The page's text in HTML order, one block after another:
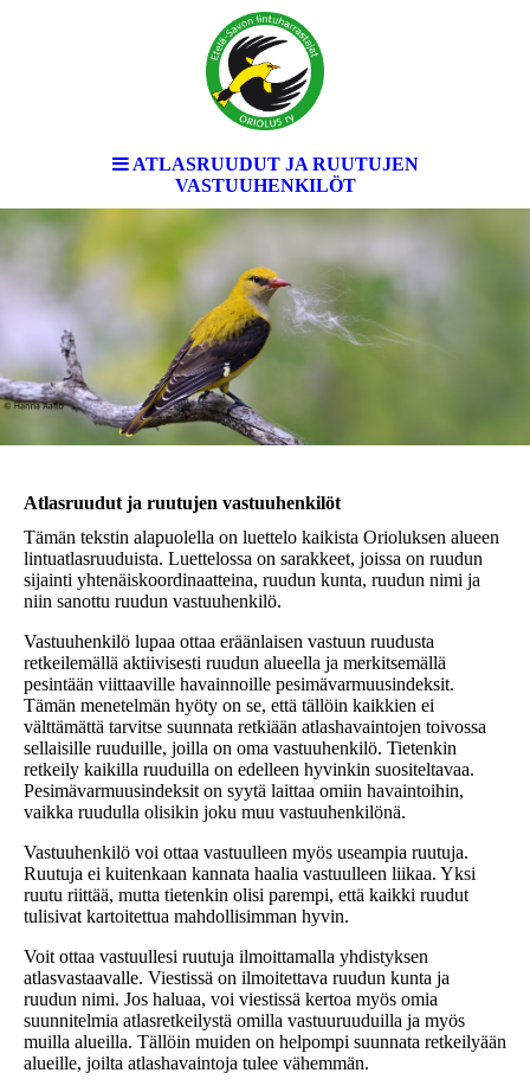
ATLASRUUDUT JA RUUTUJEN
VASTUUHENKILÖT
Atlasruudut ja ruutujen vastuuhenkilöt
Tämän tekstin alapuolella on luettelo kaikista Orioluksen alueen
lintuatlasruuduista. Luettelossa on sarakkeet, joissa on ruudun
sijainti yhtenäiskoordinaatteina, ruudun kunta, ruudun nimi ja
niin sanottu ruudun vastuuhenkilö.
Vastuuhenkilö lupaa ottaa eräänlaisen vastuun ruudusta
retkeilemällä aktiivisesti ruudun alueella ja merkitsemällä
pesintään viittaaville havainnoille pesimävarmuusindeksit.
Tämän menetelmän hyöty on se, että tällöin kaikkien ei
välttämättä tarvitse suunnata retkiään atlashavaintojen toivossa
sellaisille ruuduille, joilla on oma vastuuhenkilö. Tietenkin
retkeily kaikilla ruuduilla on edelleen hyvinkin suositeltavaa.
Pesimävarmuusindeksit on syytä laittaa omiin havaintoihin,
vaikka ruudulla olisikin joku muu vastuuhenkilönä.
Vastuuhenkilö voi ottaa vastuulleen myös useampia ruutuja.
Ruutuja ei kuitenkaan kannata haalia vastuulleen liikaa. Yksi
ruutu riittää, mutta tietenkin olisi parempi, että kaikki ruudut
tulisivat kartoitettua mahdollisimman hyvin.
Voit ottaa vastuullesi ruutuja ilmoittamalla yhdistyksen
atlasvastaavalle. Viestissä on ilmoitettava ruudun kunta ja
ruudun nimi. Jos haluaa, voi viestissä kertoa myös omia
suunnitelmia atlasretkeilystä omilla vastuuruuduilla ja myös
muilla alueilla. Tällöin muiden on helpompi suunnata retkeilyään
alueille, joilta atlashavaintoja tulee vähemmän.